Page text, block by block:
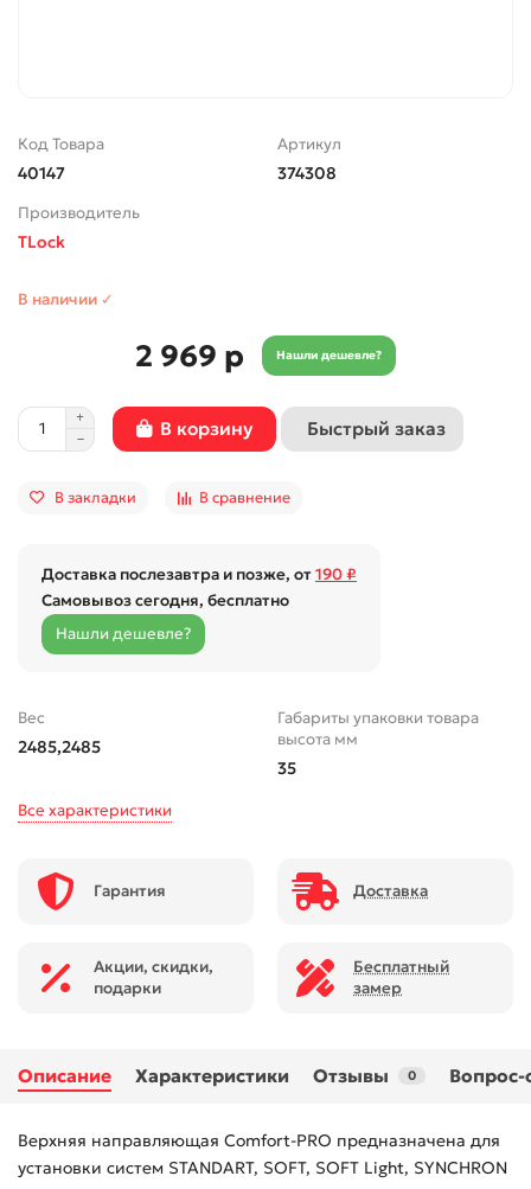
Код Товара
40147
Артикул
374308
Производитель
TLock
В наличии ✓
2 969 р Нашли дешевле?
В корзину Быстрый заказ
В закладки В сравнение
Доставка послезавтра и позже, от190 ₽
Самовывоз сегодня, бесплатно
Нашли дешевле?
Вес
2485,2485
Габариты упаковки товара
высота мм
35
Все характеристики
Гарантия Доставка
Акции, скидки,
подарки
Бесплатный
замер
Описание Характеристики Отзывы 0 Вопрос-
Верхняя направляющая Comfort-PRO предназначена для
установки систем STANDART, SOFT, SOFT Light, SYNCHRON